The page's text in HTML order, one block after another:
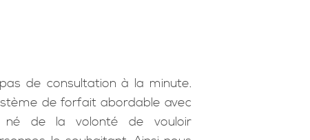
de consultation à la minute.
de forfait abordable avec
de la volonté de vouloir